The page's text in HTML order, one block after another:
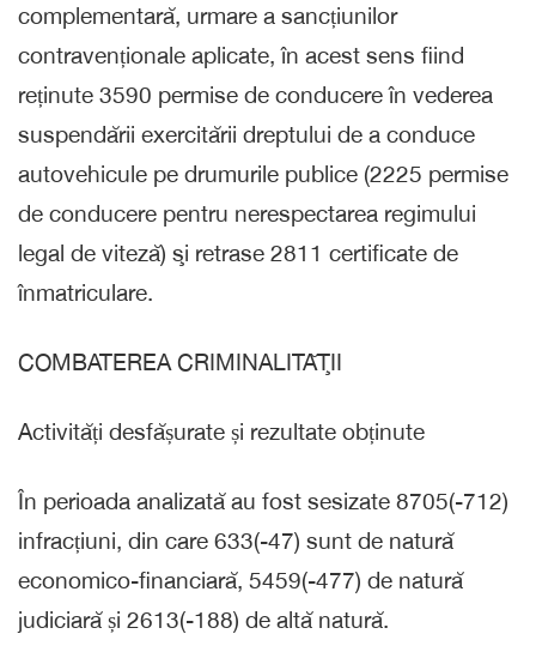
complementară, urmare a sancțiunilor
contravenționale aplicate, în acest sens fiind
reținute 3590 permise de conducere în vederea
suspendării exercitării dreptului de a conduce
autovehicule pe drumurile publice (2225 permise
de conducere pentru nerespectarea regimului
legal de viteză) şi retrase 2811 certificate de
înmatriculare.
COMBATEREA CRIMINALITĂŢII
Activități desfășurate și rezultate obținute
În perioada analizată au fost sesizate 8705(-712)
infracțiuni, din care 633(-47) sunt de natură
economico-financiară, 5459(-477) de natură
judiciară și 2613(-188) de altă natură.